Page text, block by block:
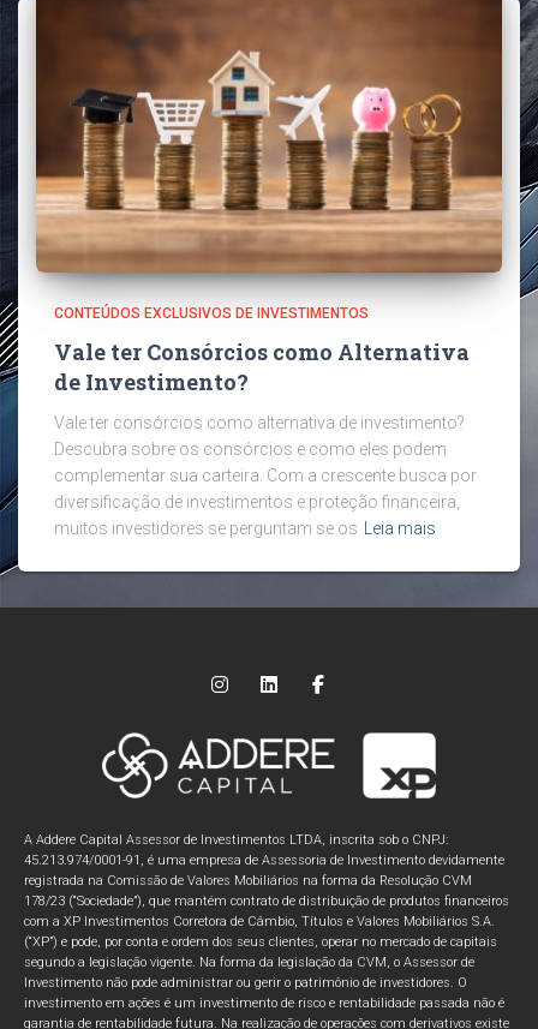
CONTEÚDOS EXCLUSIVOS DE INVESTIMENTOS
Vale ter Consórcios como Alternativa
de Investimento?
Vale ter consórcios como alternativa de investimento?
Descubra sobre os consórcios e como eles podem
complementar sua carteira. Com a crescente busca por
diversificação de investimentos e proteção financeira,
muitos investidores se perguntam se os
Leia mais
A Addere Capital Assessor de Investimentos LTDA, inscrita sob o CNPJ:
45.213.974/0001-91, é uma empresa de Assessoria de Investimento devidamente
registrada na Comissão de Valores Mobiliários na forma da Resolução CVM
178/23 (“Sociedade”), que mantém contrato de distribuição de produtos financeiros
com a XP Investimentos Corretora de Câmbio, Títulos e Valores Mobiliários S.A.
(“XP”) e pode, por conta e ordem dos seus clientes, operar no mercado de capitais
segundo a legislação vigente. Na forma da legislação da CVM, o Assessor de
Investimento não pode administrar ou gerir o patrimônio de investidores. O
investimento em ações é um investimento de risco e rentabilidade passada não é
garantia de rentabilidade futura. Na realização de operações com derivativos existe